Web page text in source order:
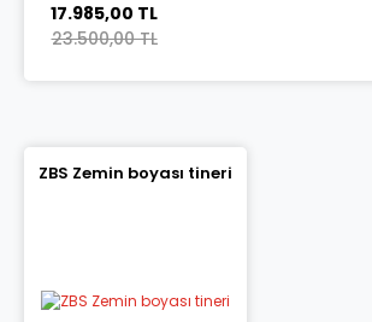
17.985,00 TL
23.500,00 TL
ZBS Zemin boyası tineri